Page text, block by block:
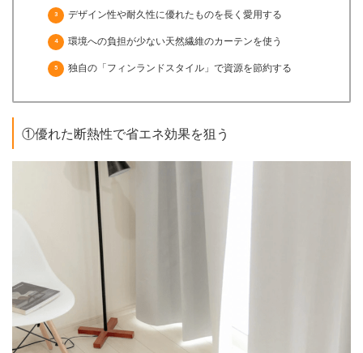
デザイン性や耐久性に優れたものを長く愛用する
環境への負担が少ない天然繊維のカーテンを使う
独自の「フィンランドスタイル」で資源を節約する
①優れた断熱性で省エネ効果を狙う